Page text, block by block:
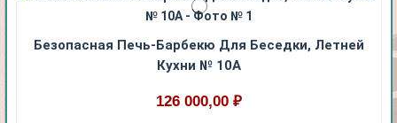
Безопасная Печь-Барбекю Для Беседки, Летней
Кухни № 10А
126 000,00 ₽